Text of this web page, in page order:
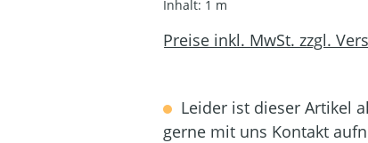
Inhalt: 1 m
Preise inkl. MwSt. zzgl.
Leider ist dieser Artikel
gerne mit uns Kontakt